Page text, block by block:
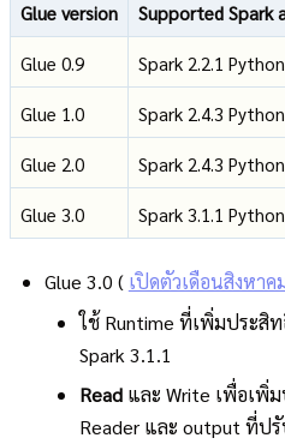
Glue version Supported Spark
Glue 0.9 Spark 2.2.1
Glue 1.0 Spark 2.4.3
Glue 2.0 Spark 2.4.3
Glue 3.0 Spark 3.1.1
Glue 3.0 ( เปิดตัวเดือนสิงหาค
ใช้ Runtime ที่เพิ่มประสิ
Spark 3.1.1
Readและ Write เพื่อเพิ่
Reader และ output ที่ป